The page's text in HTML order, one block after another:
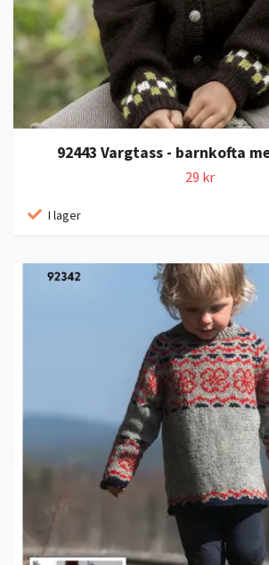
92443 Vargtass - barnkofta
29 kr
I lager